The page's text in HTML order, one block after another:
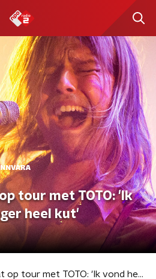
tour met TOTO: 'Ik
heel kut'
DeWolff gaat op tour met TOTO: 'Ik vond het vroeger heel kut'